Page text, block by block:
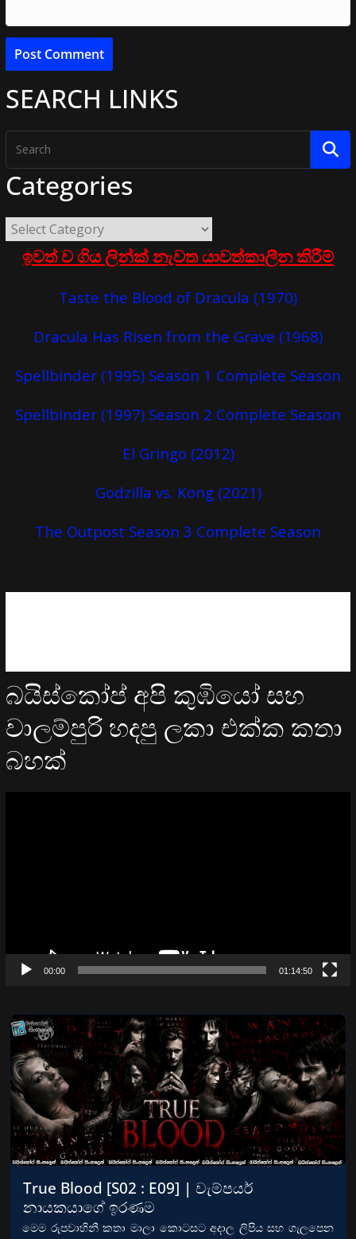
SEARCH LINKS
Categories
ඉවත් ව ගිය ලින්ක් නැවත යාවත්කාලීන කිරීම්
Taste the Blood of Dracula (1970)
Dracula Has Risen from the Grave (1968)
Spellbinder (1995) Season 1 Complete Season
Spellbinder (1997) Season 2 Complete Season
El Gringo (2012)
Godzilla vs. Kong (2021)
The Outpost Season 3 Complete Season
බයිස්කෝප් අපි කුඹියෝ සහ
වාලම්පුරි හදපු ලකා එක්ක කතා
බහක්
00:00 01:14:50
True Blood [S02 : E09] | වැම්පයර්
නායකයාගේ ඉරණම
මෙම රුපවාහිනී කතා මාලා කොටසට අදාල ලිපිය සහ ගැලපෙන